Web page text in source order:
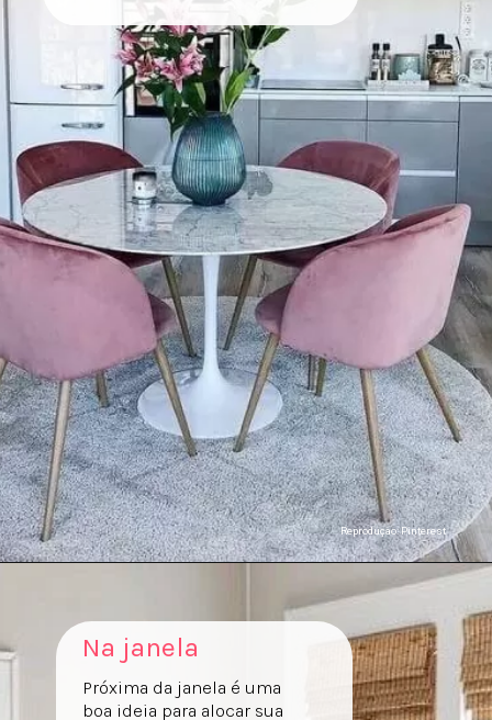
Reproduçao: Pinterest
Na janela
Próxima da janela é uma
boa ideia para alocar sua